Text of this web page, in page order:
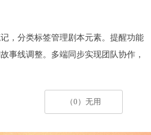
，分类标签管理剧本元素。提醒功能
事线调整。多端同步实现团队协作，
（0）无用